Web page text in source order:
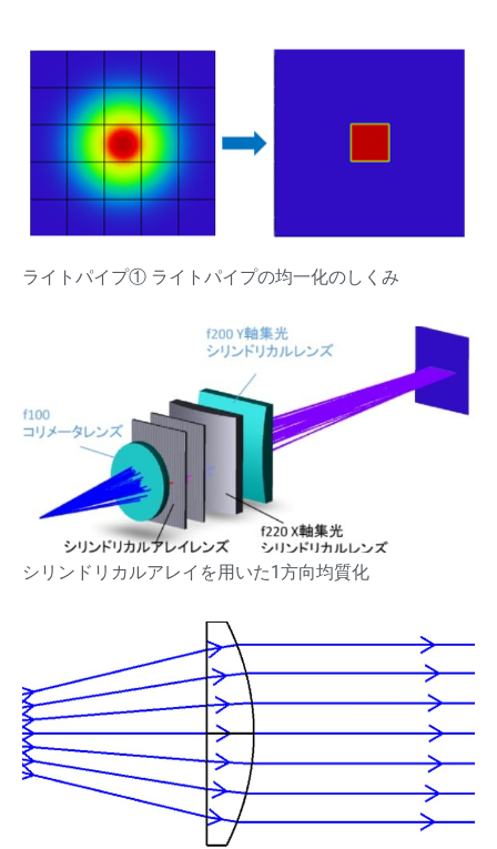
ライトパイプ① ライトパイプの均一化のしくみ
シリンドリカルアレイを用いた1方向均質化